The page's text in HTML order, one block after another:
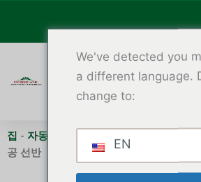
츠
집 - 자동 CNC 목공 선반
공 선반
We've detected you
a different language.
change to:
EN